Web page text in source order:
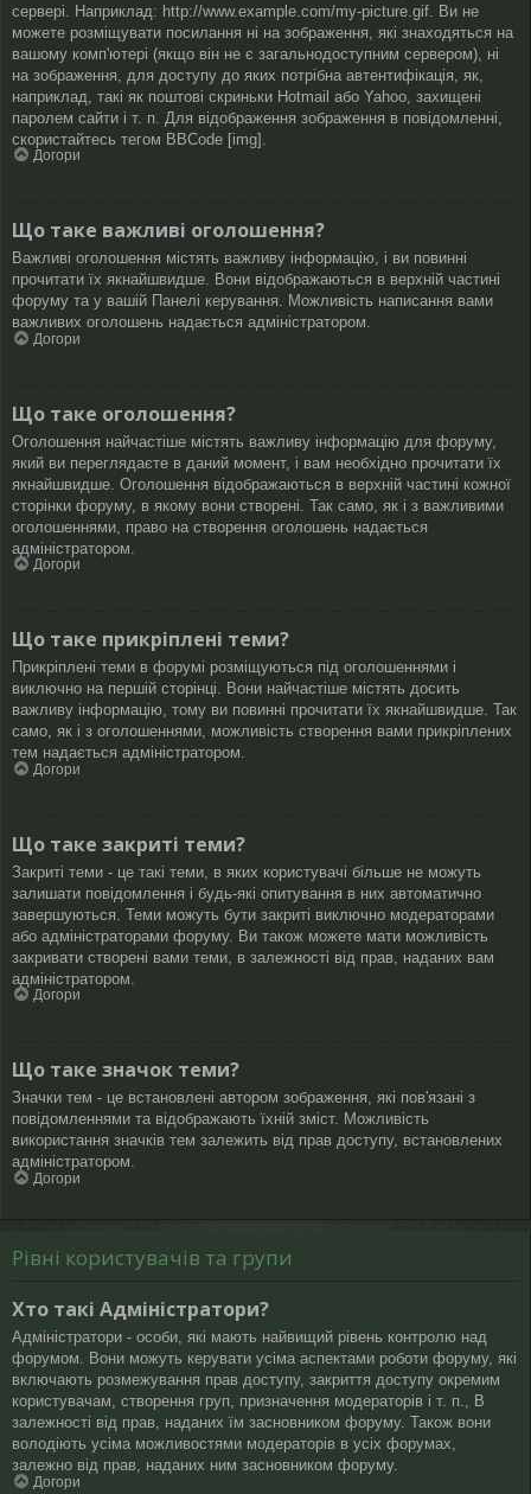
сервері. Наприклад: http://www.example.com/my-picture.gif. Ви не
можете розміщувати посилання ні на зображення, які знаходяться на
вашому комп'ютері (якщо він не є загальнодоступним сервером), ні
на зображення, для доступу до яких потрібна автентифікація, як,
наприклад, такі як поштові скриньки Hotmail або Yahoo, захищені
паролем сайти і т. п. Для відображення зображення в повідомленні,
скористайтесь тегом BBCode [img].
Догори
Що таке важливі оголошення?
Важливі оголошення містять важливу інформацію, і ви повинні
прочитати їх якнайшвидше. Вони відображаються в верхній частині
форуму та у вашій Панелі керування. Можливість написання вами
важливих оголошень надається адміністратором.
Догори
Що таке оголошення?
Оголошення найчастіше містять важливу інформацію для форуму,
який ви переглядаєте в даний момент, і вам необхідно прочитати їх
якнайшвидше. Оголошення відображаються в верхній частині кожної
сторінки форуму, в якому вони створені. Так само, як і з важливими
оголошеннями, право на створення оголошень надається
адміністратором.
Догори
Що таке прикріплені теми?
Прикріплені теми в форумі розміщуються під оголошеннями і
виключно на першій сторінці. Вони найчастіше містять досить
важливу інформацію, тому ви повинні прочитати їх якнайшвидше. Так
само, як і з оголошеннями, можливість створення вами прикріплених
тем надається адміністратором.
Догори
Що таке закриті теми?
Закриті теми - це такі теми, в яких користувачі більше не можуть
залишати повідомлення і будь-які опитування в них автоматично
завершуються. Теми можуть бути закриті виключно модераторами
або адміністраторами форуму. Ви також можете мати можливість
закривати створені вами теми, в залежності від прав, наданих вам
адміністратором.
Догори
Що таке значок теми?
Значки тем - це встановлені автором зображення, які пов'язані з
повідомленнями та відображають їхній зміст. Можливість
використання значків тем залежить від прав доступу, встановлених
адміністратором.
Догори
Рівні користувачів та групи
Хто такі Адміністратори?
Адміністратори - особи, які мають найвищий рівень контролю над
форумом. Вони можуть керувати усіма аспектами роботи форуму, які
включають розмежування прав доступу, закриття доступу окремим
користувачам, створення груп, призначення модераторів і т. п., В
залежності від прав, наданих їм засновником форуму. Також вони
володіють усіма можливостями модераторів в усіх форумах,
залежно від прав, наданих ним засновником форуму.
Догори